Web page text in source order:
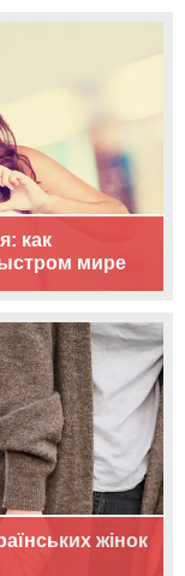
как
мире
жінок